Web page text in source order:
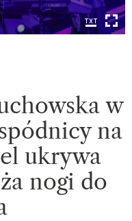
w
na
ukrywa
nogi do